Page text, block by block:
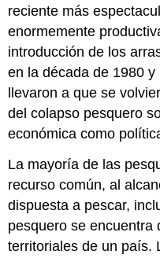
reciente más
enormemente
introducción de los
en la década de 1980
llevaron a que se
del colapso pesquero
económica como
La mayoría de las
recurso común, al
dispuesta a pescar,
pesquero se encuentra
territoriales de un país.